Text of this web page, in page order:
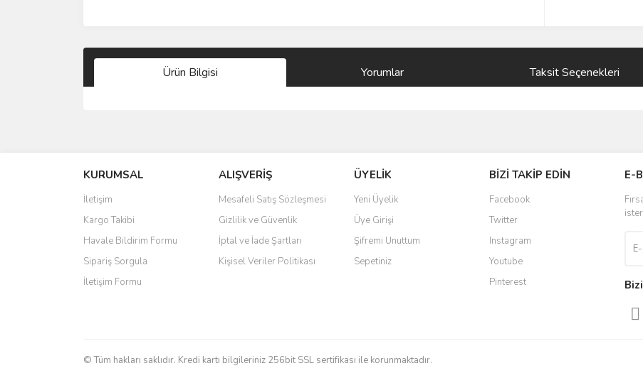
Ürün Bilgisi Yorumlar Taksit Seçenekleri
Ürün resmi kalitesiz, bozuk veya görüntülenemiyor.
Ürün açıklamasında eksik bilgiler bulunuyor.
Ürün bilgilerinde hatalar bulunuyor.
Ürün fiyatı diğer sitelerden daha pahalı.
Bu ürüne benzer farklı alternatifler olmalı.
KURUMSAL
İletişim
Kargo Takibi
Havale Bildirim Formu
Sipariş Sorgula
İletişim Formu
ALIŞVERİŞ
Mesafeli Satış Sözleşmesi
Gizlilik ve Güvenlik
İptal ve İade Şartları
Kişisel Veriler Politikası
ÜYELİK
Yeni Üyelik
Üye Girişi
Şifremi Unuttum
Sepetiniz
BİZİ TAKİP EDİN
Facebook
Twitter
Instagram
Youtube
Pinterest
E-
© Tüm hakları saklıdır. Kredi kartı bilgileriniz 256bit SSL sertifikası ile korunmaktadır.